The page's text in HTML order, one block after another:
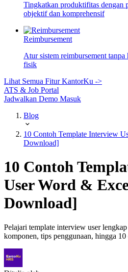
Tingkatkan produktifitas dengan
objektif dan komprehensif
Reimbursement
Atur sistem reimbursement
fisik
Lihat Semua Fitur KantorKu ->
ATS & Job Portal
Jadwalkan Demo Masuk
Blog
10 Contoh Template Interview
Download]
10 Contoh
User Word &
Download]
Pelajari template interview user
komponen, tips penggunaan, hingga